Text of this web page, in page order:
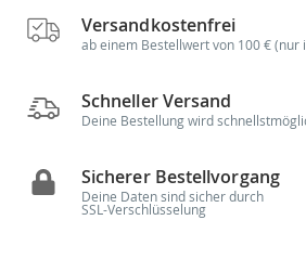
Versandkostenfrei
ab einem Bestellwert von 100 € (nur
Schneller Versand
Deine Bestellung wird
Sicherer Bestellvorgang
Deine Daten sind sicher durch
SSL-Verschlüsselung